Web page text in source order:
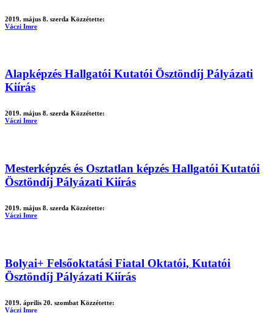
2019. május 8. szerda Közzétette:
Váczi Imre
Alapképzés Hallgatói Kutatói Ösztöndíj Pályázati
Kiírás
2019. május 8. szerda Közzétette:
Váczi Imre
Mesterképzés és Osztatlan képzés Hallgatói Kutatói
Ösztöndíj Pályázati Kiírás
2019. május 8. szerda Közzétette:
Váczi Imre
Bolyai+ Felsőoktatási Fiatal Oktatói, Kutatói
Ösztöndíj Pályázati Kiírás
2019. április 20. szombat Közzétette:
Váczi Imre